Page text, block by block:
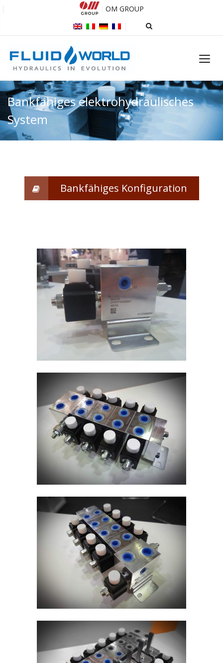
OM GROUP
Bankfähiges elektrohydraulisches
System
Bankfähiges Konfiguration